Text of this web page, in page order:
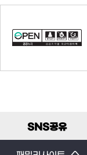
SNS공유